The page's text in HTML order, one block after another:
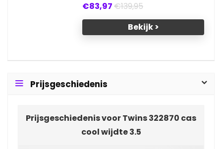
€83,97€139,95
Bekijk >
Prijsgeschiedenis
Prijsgeschiedenis voor Twins 322870 cas
cool wijdte 3.5